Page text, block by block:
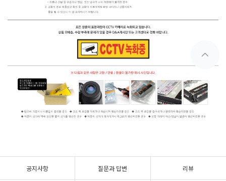
공지사항 질문과 답변 리뷰